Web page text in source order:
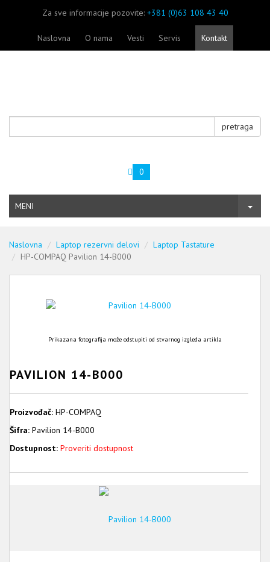
Za sve informacije pozovite: +381 (0)63 108 43 40
Naslovna O nama Vesti Servis Kontakt
pretraga
0
MENI
Naslovna Laptop rezervni delovi
Laptop Tastature
HP-COMPAQ Pavilion 14-B000
Prikazana fotografija može odstupiti od stvarnog izgleda artikla
PAVILION 14-B000
Proizvođač: HP-COMPAQ
Šifra: Pavilion 14-B000
Dostupnost: Proveriti dostupnost